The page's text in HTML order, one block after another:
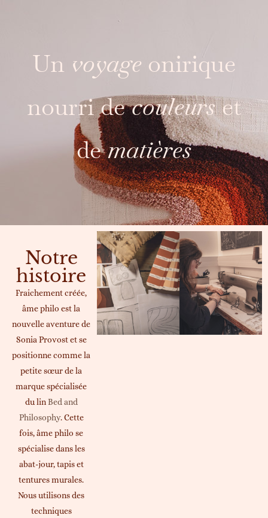
Un voyage onirique
nourri decouleurset
dematières
Notre
histoire
Fraichement créée,
âme philo est la
nouvelle aventure de
Sonia Provost et se
positionne comme la
petite sœur de la
marque spécialisée
du linBed and
Philosophy. Cette
fois, âme philo se
spécialise dans les
abat-jour, tapis et
tentures murales.
Nous utilisons des
techniques